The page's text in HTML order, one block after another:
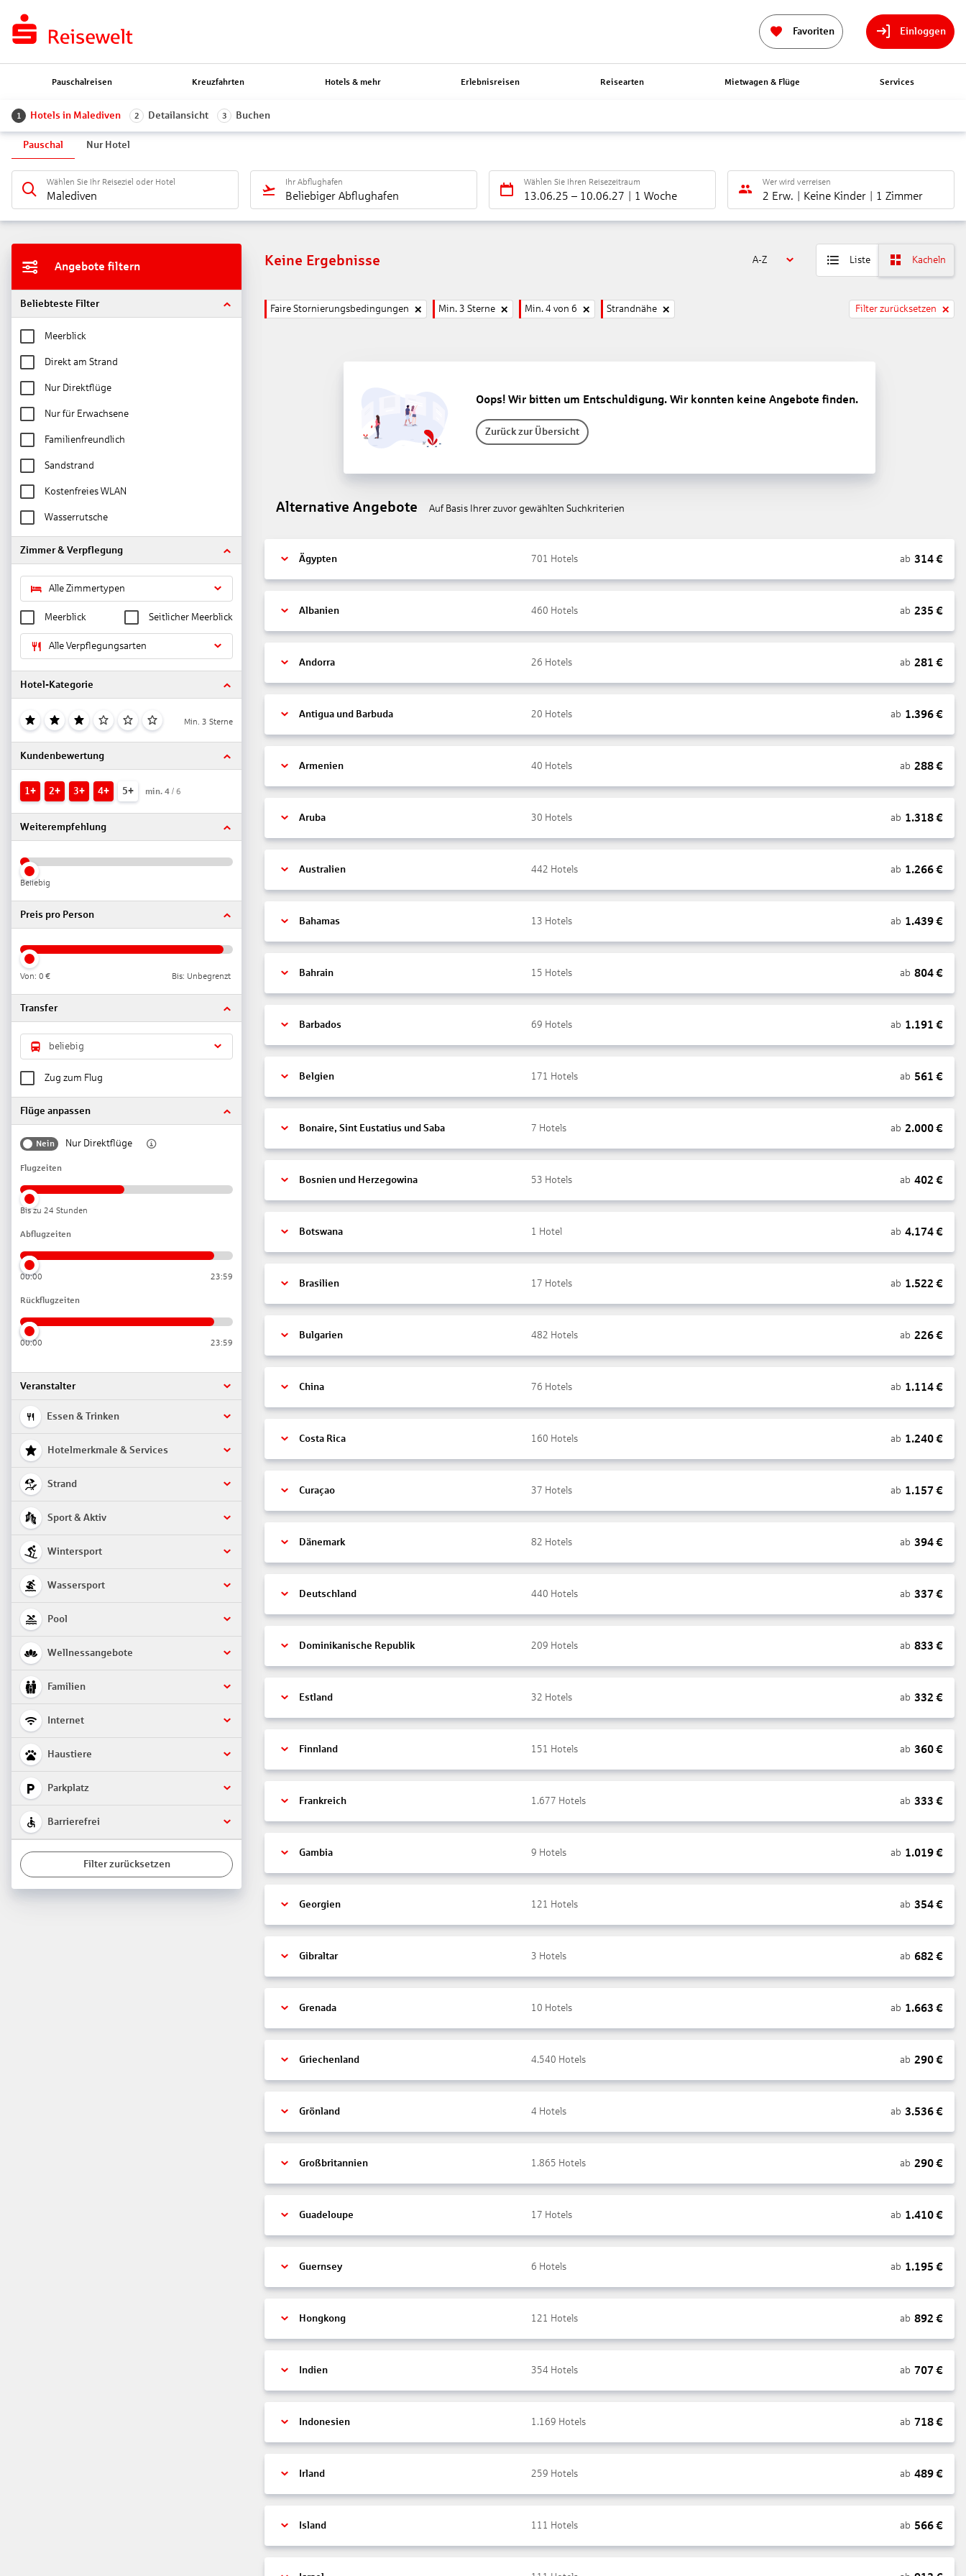
Favoriten Einloggen
Pauschalreisen Kreuzfahrten Hotels & mehr Erlebnisreisen Reisearten Mietwagen & Flüge Services
1 Hotels in Malediven 2 Detailansicht 3 Buchen
Pauschal Nur Hotel
Wählen Sie Ihr Reiseziel oder Hotel
Malediven
Ihr Abflughafen
Beliebiger Abflughafen
Wählen Sie Ihren Reisezeitraum
13.06.25 – 10.06.27 1 Woche
Wer wird verreisen
2 Erw. Keine Kinder 1 Zimmer
Angebote filtern
Beliebteste Filter
Meerblick
Direkt am Strand
Nur Direktflüge
Nur für Erwachsene
Familienfreundlich
Sandstrand
Kostenfreies WLAN
Wasserrutsche
Zimmer & Verpflegung
Alle Zimmertypen
Meerblick Seitlicher Meerblick
Alle Verpflegungsarten
Hotel-Kategorie
Min. 3 Sterne
Kundenbewertung
1+ 2+ 3+ 4+ 5+ min. 4 / 6
Weiterempfehlung
Beliebig
Preis pro Person
Von: 0 € Bis: Unbegrenzt
Transfer
beliebig
Zug zum Flug
Flüge anpassen
Nein Nur Direktflüge
Flugzeiten
Bis zu 24 Stunden
Abflugzeiten
00:00 23:59
Rückflugzeiten
00:00 23:59
Veranstalter
Essen & Trinken
Hotelmerkmale & Services
Strand
Sport & Aktiv
Wintersport
Wassersport
Pool
Wellnessangebote
Familien
Internet
Haustiere
Parkplatz
Barrierefrei
Filter zurücksetzen
Keine Ergebnisse A-Z Liste Kacheln
Faire Stornierungsbedingungen Min. 3 Sterne Min. 4 von 6 Strandnähe Filter zurücksetzen
Oops! Wir bitten um Entschuldigung. Wir konnten keine Angebote finden.
Zurück zur Übersicht
Alternative Angebote Auf Basis Ihrer zuvor gewählten Suchkriterien
Ägypten 701 Hotels ab 314€
Albanien 460 Hotels ab 235 €
Andorra 26 Hotels ab 281 €
Antigua und Barbuda 20 Hotels ab 1.396€
Armenien 40 Hotels ab 288€
Aruba 30 Hotels ab 1.318€
Australien 442 Hotels ab 1.266€
Bahamas 13 Hotels ab 1.439€
Bahrain 15 Hotels ab 804€
Barbados 69 Hotels ab 1.191 €
Belgien 171 Hotels ab 561 €
Bonaire, Sint Eustatius und Saba 7 Hotels ab 2.000€
Bosnien und Herzegowina 53 Hotels ab 402 €
Botswana 1 Hotel ab 4.174€
Brasilien 17 Hotels ab 1.522 €
Bulgarien 482 Hotels ab 226€
China 76 Hotels ab 1.114€
Costa Rica 160 Hotels ab 1.240€
Curaçao 37 Hotels ab 1.157 €
Dänemark 82 Hotels ab 394€
Deutschland 440 Hotels ab 337 €
Dominikanische Republik 209 Hotels ab 833 €
Estland 32 Hotels ab 332 €
Finnland 151 Hotels ab 360€
Frankreich 1.677 Hotels ab 333 €
Gambia 9 Hotels ab 1.019€
Georgien 121 Hotels ab 354€
Gibraltar 3 Hotels ab 682 €
Grenada 10 Hotels ab 1.663 €
Griechenland 4.540 Hotels ab 290€
Grönland 4 Hotels ab 3.536€
Großbritannien 1.865 Hotels ab 290€
Guadeloupe 17 Hotels ab 1.410€
Guernsey 6 Hotels ab 1.195 €
Hongkong 121 Hotels ab 892 €
Indien 354 Hotels ab 707 €
Indonesien 1.169 Hotels ab 718€
Irland 259 Hotels ab 489€
Island 111 Hotels ab 566€